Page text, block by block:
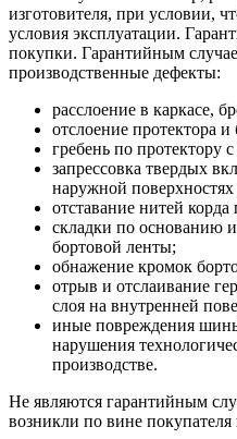
изготовителя, при условии,
условия эксплуатации.
покупки. Гарантийным
производственные дефекты:
расслоение в каркасе,
отслоение протектора
гребень по протектору
запрессовка твердых
наружной
отставание нитей
складки по основанию и
бортовой ленты;
обнажение кромок
отрыв и отслаивание
слоя на внутренней
иные повреждения
нарушения
производстве.
Не являются гарантийным
возникли по вине покупателя